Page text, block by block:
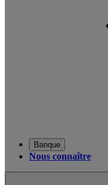
Banque
Nous connaître